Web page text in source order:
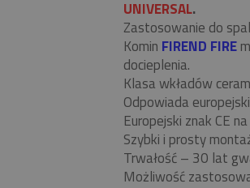
UNIVERSAL.
Zastosowanie do
Komin FIREND FIRE
docieplenia.
Klasa wkładów
Odpowiada
Europejski znak CE
Szybki i prosty
Trwałość – 30 lat
Możliwość